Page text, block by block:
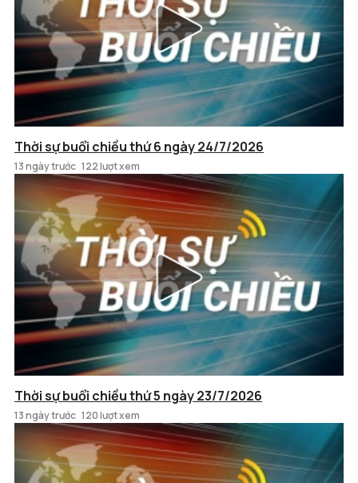
Thời sự buổi chiều thứ 6 ngày 24/7/2026
13 ngày trước 122 lượt xem
Thời sự buổi chiều thứ 5 ngày 23/7/2026
13 ngày trước 120 lượt xem